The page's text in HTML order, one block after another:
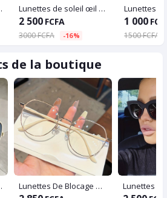
Femmes, Hommes Et Étudiants Lunettes de soleil œil de chat noires surdimensionnées Lunettes de soleil vintage élégantes pour femmes Lunettes de golf à la mode
2 500 FCFA
3000 FCFA -16%
1 000
1500 FCFA
de la boutique
décoration, lunettes à la mode, 2023 Lunettes De Blocage De Lumière Bleue, Lentilles Claires Classiques, Lunettes D'ordinateur Anti-fatigue Oculaire, Monture En Métal Pour Femmes, Hommes Et Étudiants